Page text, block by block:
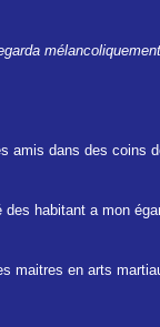
amis dans des coins
habitant a mon
maitres en arts